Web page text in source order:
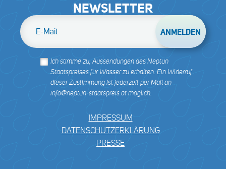
IMPRESSUM
DATENSCHUTZERKLÄRUNG
PRESSE
NEWSLETTER
E-Mail
Ich stimme zu, Aussendungen des Neptun
Staatspreises für Wasser zu erhalten. Ein Widerruf
dieser Zustimmung ist jederzeit per Mail an
info@neptun-staatspreis.at möglich.